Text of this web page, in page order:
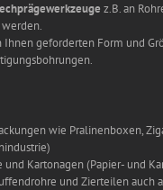
z.B. an
geforderten Form und
wie Pralinenboxen,
und Kartonagen (Papier- und
und Zierteilen auch